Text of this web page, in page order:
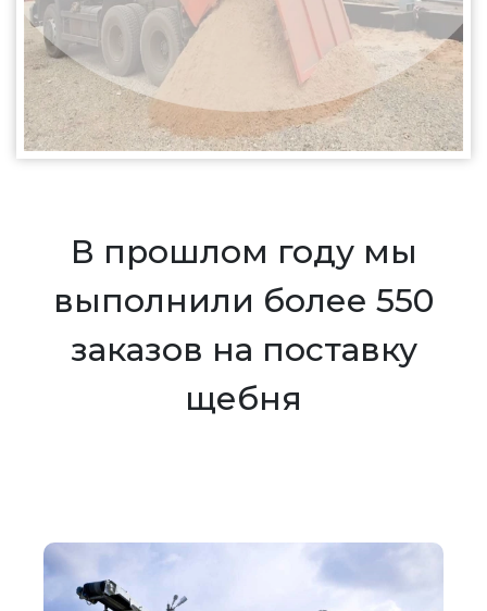
В прошлом году мы
выполнили более 550
заказов на поставку
щебня